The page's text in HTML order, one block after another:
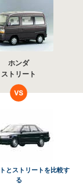
ホンダ
ストリート
とストリートを比較す
る